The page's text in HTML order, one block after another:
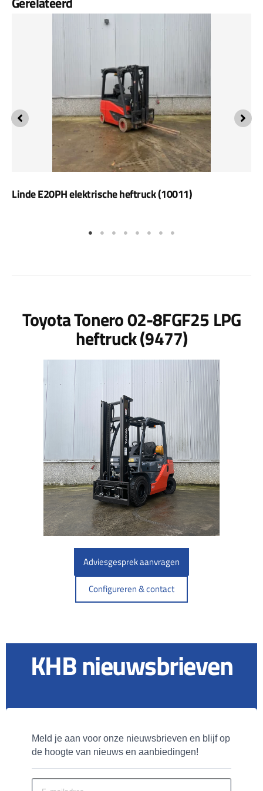
Linde E20PH elektrische heftruck (10011)
Toyota Tonero 02-8FGF25 LPG
heftruck (9477)
Adviesgesprek aanvragen
Configureren & contact
KHB nieuwsbrieven
Meld je aan voor onze nieuwsbrieven en blijf op
de hoogte van nieuws en aanbiedingen!